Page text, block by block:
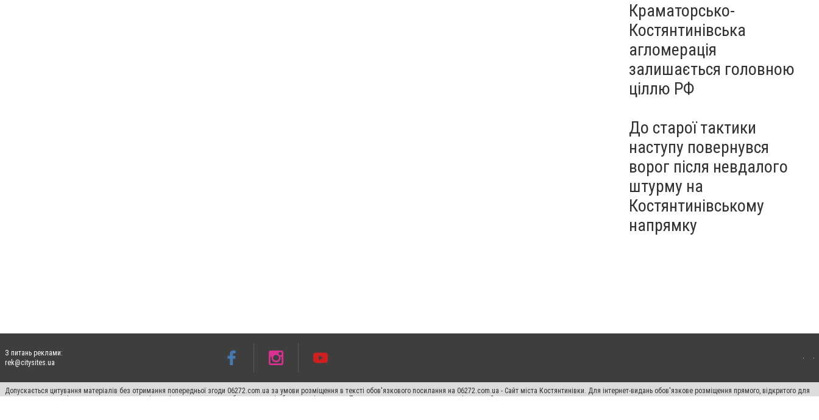
Краматорсько-
Костянтинівська
агломерація
залишається головною
ціллю РФ
До старої тактики
наступу повернувся
ворог після невдалого
штурму на
Костянтинівському
напрямку
З питань реклами:
rek@citysites.ua
Допускається цитування матеріалів без отримання попередньої згоди 06272.com.ua за умови розміщення в тексті обов'язкового посилання на 06272.com.ua - Сайт міста Костянтинівки. Для інтернет-видань обов'язкове розміщення прямого, відкритого для
пошукових систем гіперпосилання на цитовані статті не нижче другого абзацу в тексті або в якості джерела. Порушення виняткових прав переслідується Законом.